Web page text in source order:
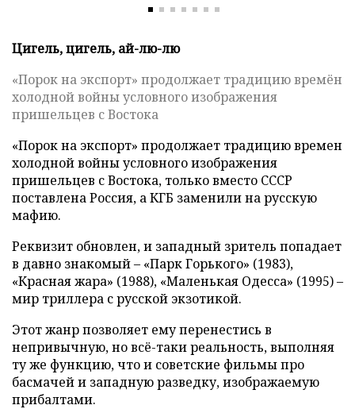
Цигель, цигель, ай-лю-лю
«Порок на экспорт» продолжает традицию времён
холодной войны условного изображения
пришельцев с Востока
«Порок на экспорт» продолжает традицию времен
холодной войны условного изображения
пришельцев с Востока, только вместо СССР
поставлена Россия, а КГБ заменили на русскую
мафию.
Реквизит обновлен, и западный зритель попадает
в давно знакомый – «Парк Горького» (1983),
«Красная жара» (1988), «Маленькая Одесса» (1995) –
мир триллера с русской экзотикой.
Этот жанр позволяет ему перенестись в
непривычную, но всё-таки реальность, выполняя
ту же функцию, что и советские фильмы про
басмачей и западную разведку, изображаемую
прибалтами.